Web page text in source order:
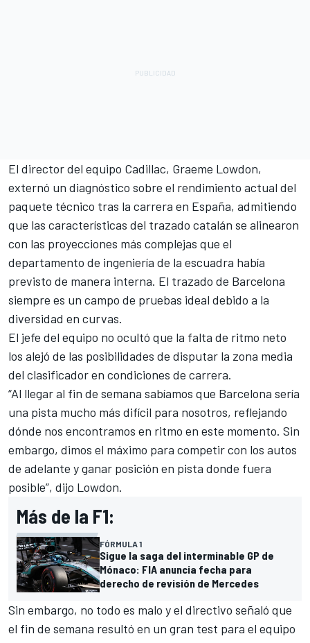
El director del equipo Cadillac, Graeme Lowdon,
externó un diagnóstico sobre el rendimiento actual del
paquete técnico tras la carrera en España, admitiendo
que las características del trazado catalán se alinearon
con las proyecciones más complejas que el
departamento de ingeniería de la escuadra había
previsto de manera interna. El trazado de Barcelona
siempre es un campo de pruebas ideal debido a la
diversidad en curvas.
El jefe del equipo no ocultó que la falta de ritmo neto
los alejó de las posibilidades de disputar la zona media
del clasificador en condiciones de carrera.
“Al llegar al fin de semana sabíamos que Barcelona sería
una pista mucho más difícil para nosotros, reflejando
dónde nos encontramos en ritmo en este momento. Sin
embargo, dimos el máximo para competir con los autos
de adelante y ganar posición en pista donde fuera
posible”, dijo Lowdon.
Más de la F1:
FÓRMULA 1
Sigue la saga del interminable GP de
Mónaco: FIA anuncia fecha para
derecho de revisión de Mercedes
Sin embargo, no todo es malo y el directivo señaló que
el fin de semana resultó en un gran test para el equipo